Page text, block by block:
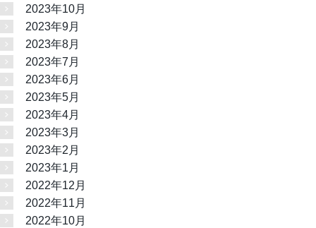
2023年10月
2023年9月
2023年8月
2023年7月
2023年6月
2023年5月
2023年4月
2023年3月
2023年2月
2023年1月
2022年12月
2022年11月
2022年10月